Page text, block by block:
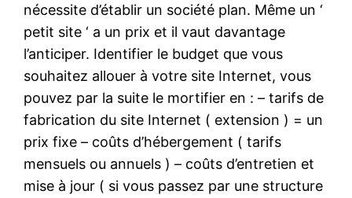
nécessite d’établir un société plan. Même un ‘
petit site ‘ a un prix et il vaut davantage
l’anticiper. Identifier le budget que vous
souhaitez allouer à votre site Internet, vous
pouvez par la suite le mortifier en : – tarifs de
fabrication du site Internet ( extension ) = un
prix fixe – coûts d’hébergement ( tarifs
mensuels ou annuels ) – coûts d’entretien et
mise à jour ( si vous passez par une structure